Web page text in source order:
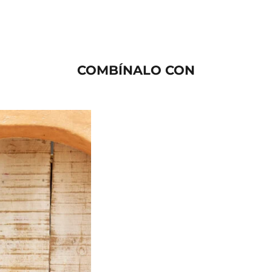
COMBÍNALO CON